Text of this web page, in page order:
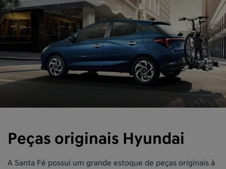
Peças originais Hyundai
A Santa Fé possui um grande estoque de peças originais à